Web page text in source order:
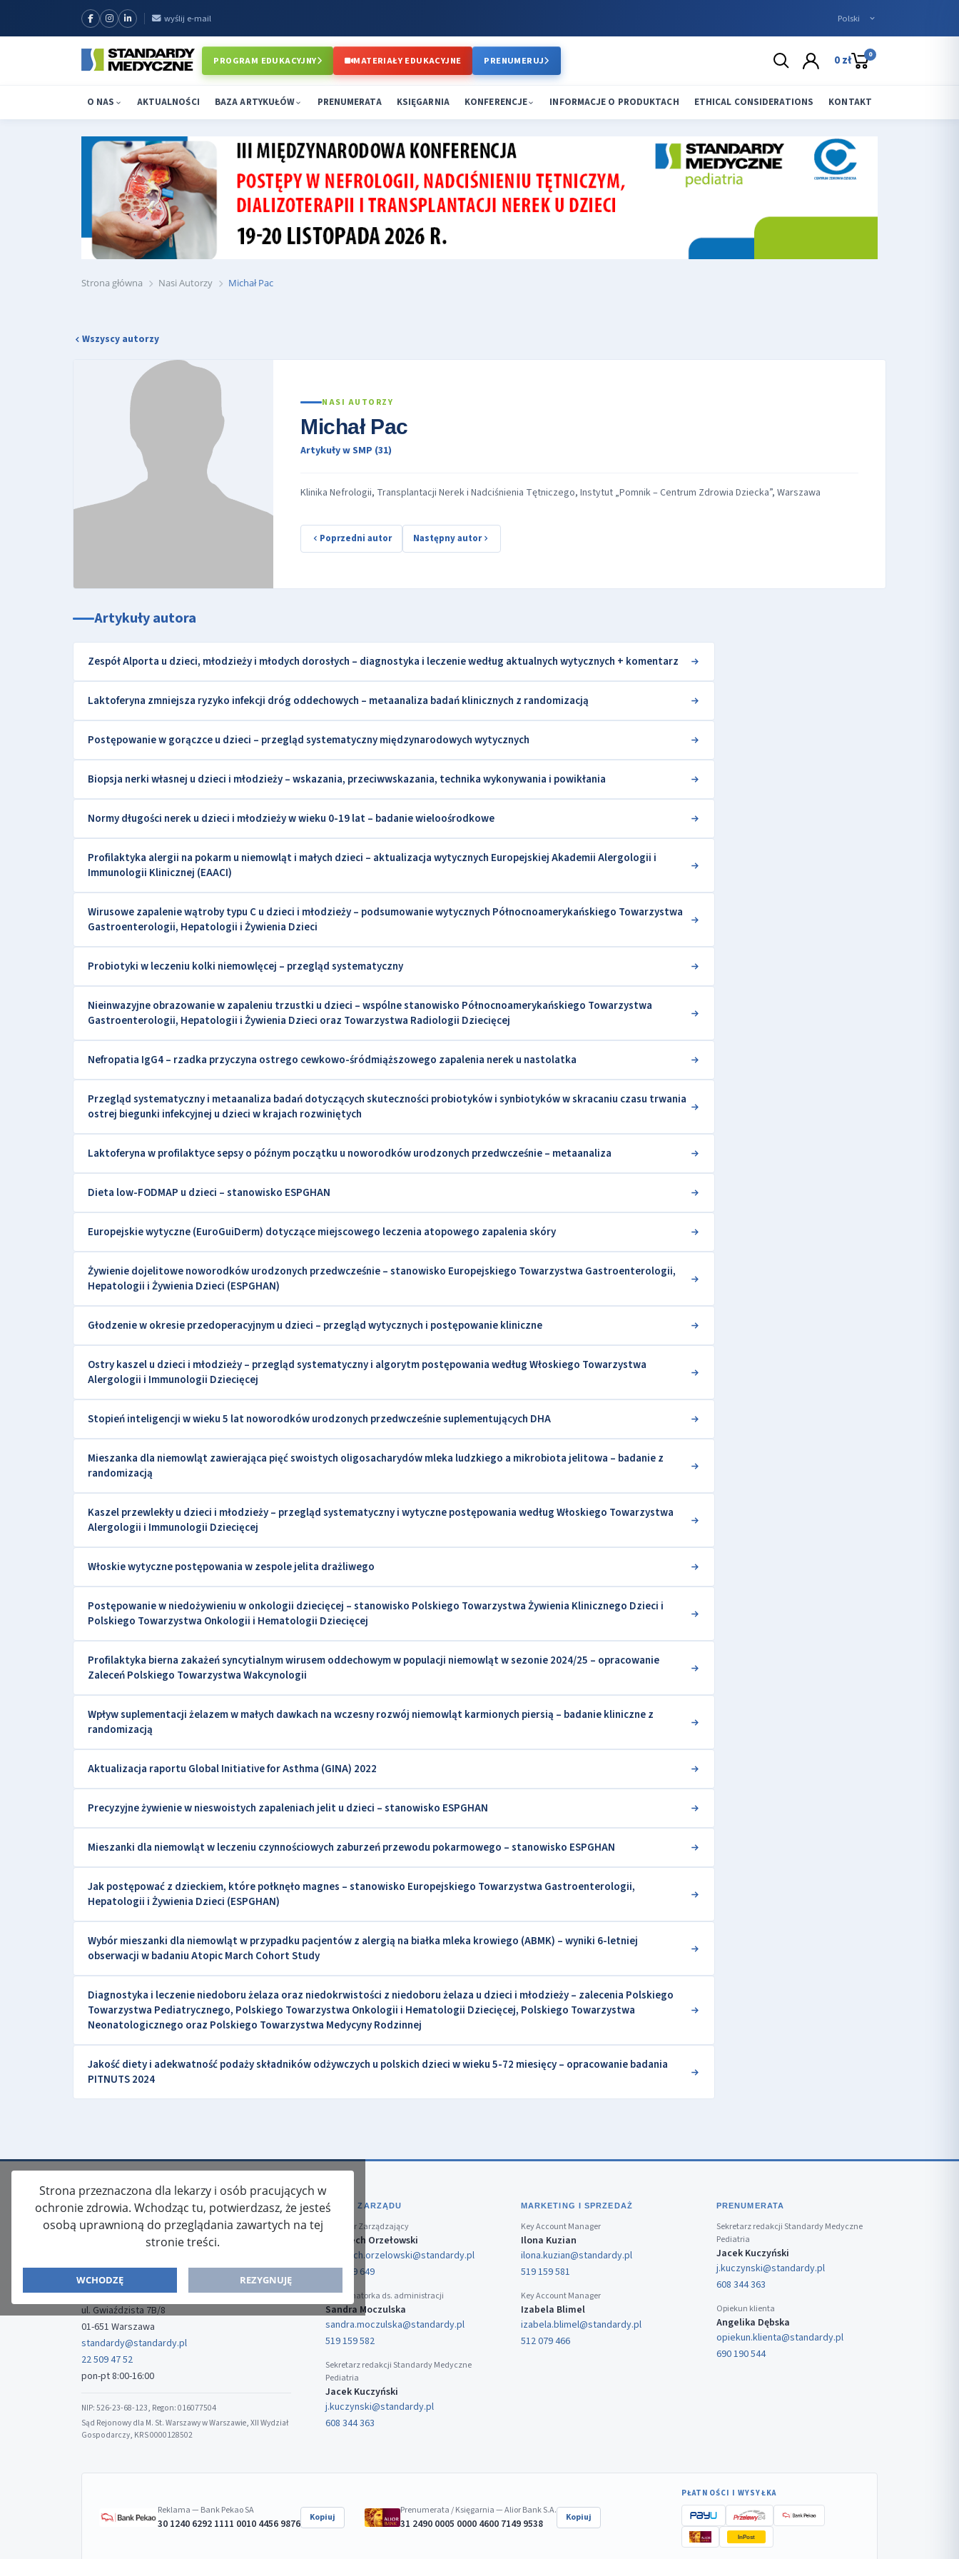
wyślij e-mail
PROGRAM EDUKACYJNY MATERIAŁY EDUKACYJNE PRENUMERUJ 0 zł 0
O NAS AKTUALNOŚCI BAZA ARTYKUŁÓW PRENUMERATA KSIĘGARNIA KONFERENCJE INFORMACJE O PRODUKTACH ETHICAL CONSIDERATIONS KONTAKT
Strona główna Nasi Autorzy Michał Pac
Wszyscy autorzy
NASI AUTORZY
Michał Pac
Artykuły w SMP (31)
Klinika Nefrologii, Transplantacji Nerek i Nadciśnienia Tętniczego, Instytut „Pomnik – Centrum Zdrowia Dziecka”, Warszawa
Poprzedni autor Następny autor
Artykuły autora
Zespół Alporta u dzieci, młodzieży i młodych dorosłych – diagnostyka i leczenie według aktualnych wytycznych + komentarz
Laktoferyna zmniejsza ryzyko infekcji dróg oddechowych – metaanaliza badań klinicznych z randomizacją
Postępowanie w gorączce u dzieci – przegląd systematyczny międzynarodowych wytycznych
Biopsja nerki własnej u dzieci i młodzieży – wskazania, przeciwwskazania, technika wykonywania i powikłania
Normy długości nerek u dzieci i młodzieży w wieku 0-19 lat – badanie wieloośrodkowe
Profilaktyka alergii na pokarm u niemowląt i małych dzieci – aktualizacja wytycznych Europejskiej Akademii Alergologii i
Immunologii Klinicznej (EAACI)
Wirusowe zapalenie wątroby typu C u dzieci i młodzieży – podsumowanie wytycznych Północnoamerykańskiego Towarzystwa
Gastroenterologii, Hepatologii i Żywienia Dzieci
Probiotyki w leczeniu kolki niemowlęcej – przegląd systematyczny
Nieinwazyjne obrazowanie w zapaleniu trzustki u dzieci – wspólne stanowisko Północnoamerykańskiego Towarzystwa
Gastroenterologii, Hepatologii i Żywienia Dzieci oraz Towarzystwa Radiologii Dziecięcej
Nefropatia IgG4 – rzadka przyczyna ostrego cewkowo-śródmiąższowego zapalenia nerek u nastolatka
Przegląd systematyczny i metaanaliza badań dotyczących skuteczności probiotyków i synbiotyków w skracaniu czasu trwania
ostrej biegunki infekcyjnej u dzieci w krajach rozwiniętych
Laktoferyna w profilaktyce sepsy o późnym początku u noworodków urodzonych przedwcześnie – metaanaliza
Dieta low-FODMAP u dzieci – stanowisko ESPGHAN
Europejskie wytyczne (EuroGuiDerm) dotyczące miejscowego leczenia atopowego zapalenia skóry
Żywienie dojelitowe noworodków urodzonych przedwcześnie – stanowisko Europejskiego Towarzystwa Gastroenterologii,
Hepatologii i Żywienia Dzieci (ESPGHAN)
Głodzenie w okresie przedoperacyjnym u dzieci – przegląd wytycznych i postępowanie kliniczne
Ostry kaszel u dzieci i młodzieży – przegląd systematyczny i algorytm postępowania według Włoskiego Towarzystwa
Alergologii i Immunologii Dziecięcej
Stopień inteligencji w wieku 5 lat noworodków urodzonych przedwcześnie suplementujących DHA
Mieszanka dla niemowląt zawierająca pięć swoistych oligosacharydów mleka ludzkiego a mikrobiota jelitowa – badanie z
randomizacją
Kaszel przewlekły u dzieci i młodzieży – przegląd systematyczny i wytyczne postępowania według Włoskiego Towarzystwa
Alergologii i Immunologii Dziecięcej
Włoskie wytyczne postępowania w zespole jelita drażliwego
Postępowanie w niedożywieniu w onkologii dziecięcej – stanowisko Polskiego Towarzystwa Żywienia Klinicznego Dzieci i
Polskiego Towarzystwa Onkologii i Hematologii Dziecięcej
Profilaktyka bierna zakażeń syncytialnym wirusem oddechowym w populacji niemowląt w sezonie 2024/25 – opracowanie
Zaleceń Polskiego Towarzystwa Wakcynologii
Wpływ suplementacji żelazem w małych dawkach na wczesny rozwój niemowląt karmionych piersią – badanie kliniczne z
randomizacją
Aktualizacja raportu Global Initiative for Asthma (GINA) 2022
Precyzyjne żywienie w nieswoistych zapaleniach jelit u dzieci – stanowisko ESPGHAN
Mieszanki dla niemowląt w leczeniu czynnościowych zaburzeń przewodu pokarmowego – stanowisko ESPGHAN
Jak postępować z dzieckiem, które połknęło magnes – stanowisko Europejskiego Towarzystwa Gastroenterologii,
Hepatologii i Żywienia Dzieci (ESPGHAN)
Wybór mieszanki dla niemowląt w przypadku pacjentów z alergią na białka mleka krowiego (ABMK) – wyniki 6-letniej
obserwacji w badaniu Atopic March Cohort Study
Diagnostyka i leczenie niedoboru żelaza oraz niedokrwistości z niedoboru żelaza u dzieci i młodzieży – zalecenia Polskiego
Towarzystwa Pediatrycznego, Polskiego Towarzystwa Onkologii i Hematologii Dziecięcej, Polskiego Towarzystwa
Neonatologicznego oraz Polskiego Towarzystwa Medycyny Rodzinnej
Jakość diety i adekwatność podaży składników odżywczych u polskich dzieci w wieku 5-72 miesięcy – opracowanie badania
PITNUTS 2024
Strona przeznaczona dla lekarzy i osób pracujących w
ochronie zdrowia. Wchodząc tu, potwierdzasz, że jesteś
osobą uprawnioną do przeglądania zawartych na tej
stronie treści.
WCHODZĘ REZYGNUJĘ
ISSN: 2080-5438
Media-Press Sp. z o.o.
ul. Gwiaździsta 7B/8
01-651 Warszawa
standardy@standardy.pl
22 509 47 52
pon-pt 8:00-16:00
NIP: 526-23-68-123, Regon: 016077504
Sąd Rejonowy dla M. St. Warszawy w Warszawie, XII Wydział
Gospodarczy, KRS 0000128502
BIURO ZARZĄDU
Dyrektor Zarządzający
Wojciech Orzełowski
wojciech.orzelowski@standardy.pl
519 159 649
Koordynatorka ds. administracji
Sandra Moczulska
sandra.moczulska@standardy.pl
519 159 582
Sekretarz redakcji Standardy Medyczne
Pediatria
Jacek Kuczyński
j.kuczynski@standardy.pl
608 344 363
MARKETING I SPRZEDAŻ
Key Account Manager
Ilona Kuzian
ilona.kuzian@standardy.pl
519 159 581
Key Account Manager
Izabela Blimel
izabela.blimel@standardy.pl
512 079 466
PRENUMERATA
Sekretarz redakcji Standardy Medyczne
Pediatria
Jacek Kuczyński
j.kuczynski@standardy.pl
608 344 363
Opiekun klienta
Angelika Dębska
opiekun.klienta@standardy.pl
690 190 544
Reklama — Bank Pekao SA
30 1240 6292 1111 0010 4456 9876 Kopiuj
Prenumerata / Księgarnia — Alior Bank S.A.
31 2490 0005 0000 4600 7149 9538 Kopiuj
PŁATNOŚCI I WYSYŁKA
InPost